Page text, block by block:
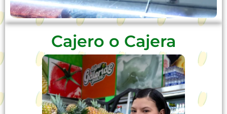
Sobre Nosotros
Cajero o Cajera